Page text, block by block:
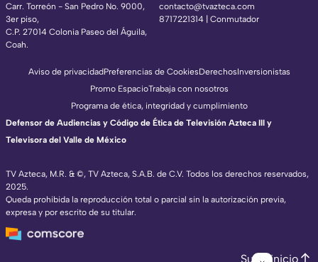
Carr. Torreón - San Pedro No. 9000,
3er piso,
C.P. 27014 Colonia Paseo del Águila,
Coah.
contacto@tvazteca.com
8717221314 | Conmutador
TV Azteca, M.R. & ©, TV Azteca, S.A.B. de C.V. Todos los derechos reservados,
2025.
Queda prohibida la reproducción total o parcial sin la autorización previa,
expresa y por escrito de su titular.
Aviso de privacidadPreferencias de CookiesDerechosInversionistas
Promo EspacioTrabaja con nosotros
Programa de ética, integridad y cumplimiento
Defensor de Audiencias y Código de Ética de Televisión Azteca III y
Televisora del Valle de México
Subir inicio